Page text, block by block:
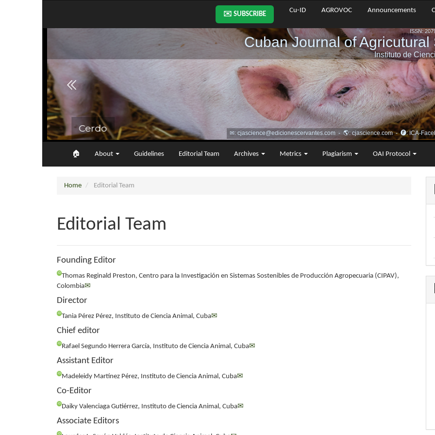
✉️ SUBSCRIBE
Cu-ID AGROVOC Announcements
🏠︎ About Guidelines Editorial Team Archives Metrics Plagiarism OAI Protocol
Home Editorial Team
Editorial Team
Founding Editor
iD Thomas Reginald Preston, Centro para la Investigación en Sistemas Sostenibles de Producción Agropecuaria (CIPAV),
Colombia✉
Director
iD Tania Pérez Pérez, Instituto de Ciencia Animal, Cuba✉
Chief editor
iD Rafael Segundo Herrera García, Instituto de Ciencia Animal, Cuba✉
Assistant Editor
iD Madeleidy Martínez Pérez, Instituto de Ciencia Animal, Cuba✉
Co-Editor
iD Daiky Valenciaga Gutiérrez, Instituto de Ciencia Animal, Cuba✉
Associate Editors
iD